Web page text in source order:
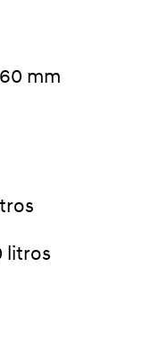
mm
litros